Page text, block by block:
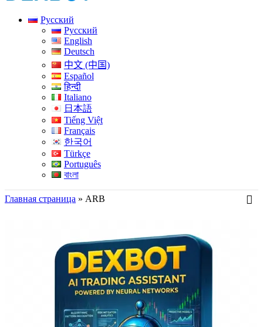
Русский
Русский
English
Deutsch
中文 (中国)
Español
हिन्दी
Italiano
日本語
Tiếng Việt
Français
한국어
Türkçe
Português
বাংলা
Главная страница » ARB